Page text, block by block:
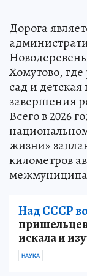
Дорога
Хомутово,
сад и
завершения
Всего в 2026
жизни»
километров
Над СССР
искала и
НАУКА